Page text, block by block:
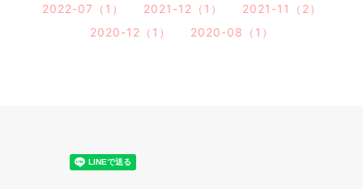
2022-07（1）
2021-12（1）
2021-11（2）
2020-12（1）
2020-08（1）